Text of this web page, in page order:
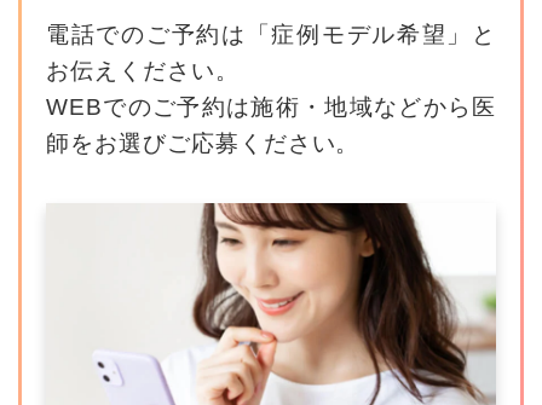
電話でのご予約は「症例モデル希望」と
お伝えください。
WEBでのご予約は施術・地域などから医
師をお選びご応募ください。